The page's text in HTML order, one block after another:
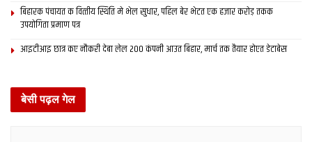
बिहारक पंचायत क वित्‍तीय स्थिति मे भेल सुधार, पहिल बेर भेटत एक हजार करोड़ तकक
उपयोगिता प्रमाण पत्र
आइटीआइ छात्र कए नौकरी देबा लेल 200 कंपनी आउत बिहार, मार्च तक तैयार होएत डेटाबेस
बेसी पढ़ल गेल